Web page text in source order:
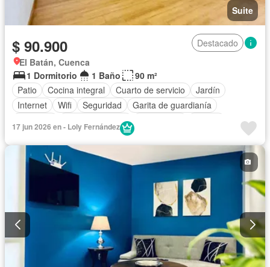
Suite
$ 90.900
Destacado
El Batán, Cuenca
1 Dormitorio
1 Baño
90 m²
Patio
Cocina integral Cuarto de servicio
Jardín
Internet
Wifi Seguridad
Garita de guardianía
Estacionamiento
Armario empotrado
Agua Sin amoblar
17 jun 2026 en - Loly Fernández